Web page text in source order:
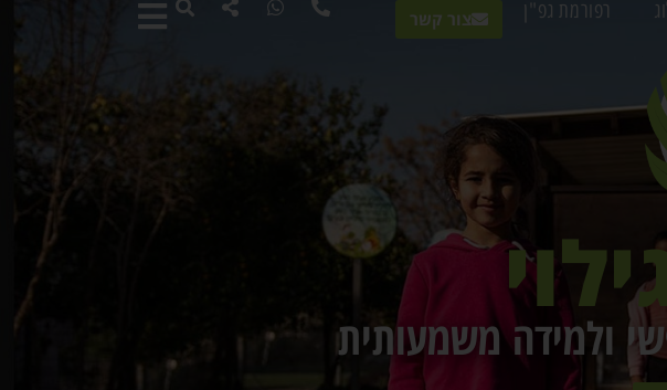
רפורמת גפ"ן צור קשר
ולמידה משמעותית